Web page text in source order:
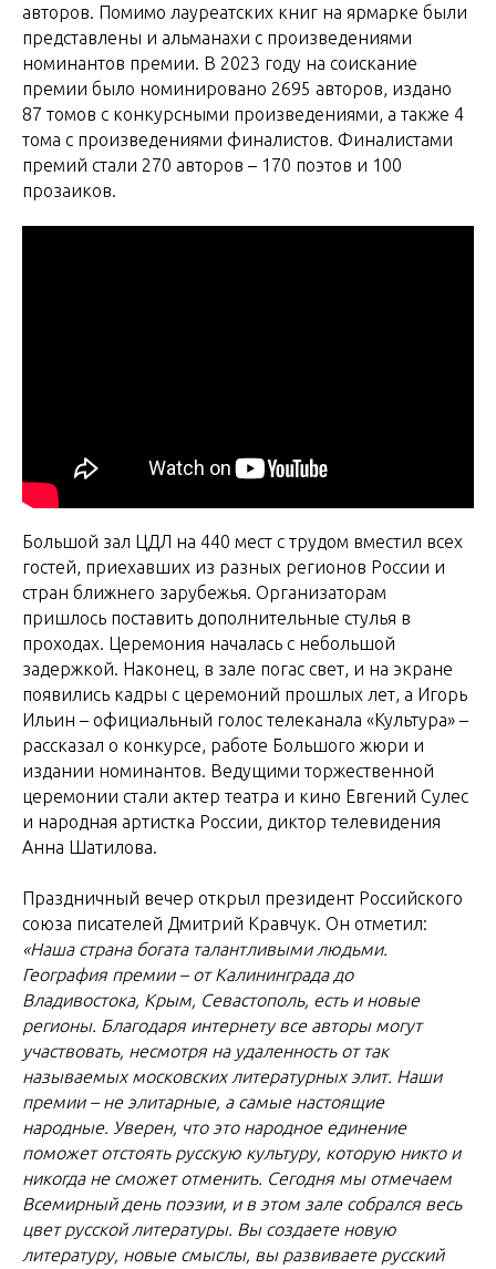
авторов. Помимо лауреатских книг на ярмарке были
представлены и альманахи с произведениями
номинантов премии. В 2023 году на соискание
премии было номинировано 2695 авторов, издано
87 томов с конкурсными произведениями, а также 4
тома с произведениями финалистов. Финалистами
премий стали 270 авторов – 170 поэтов и 100
прозаиков.
Большой зал ЦДЛ на 440 мест с трудом вместил всех
гостей, приехавших из разных регионов России и
стран ближнего зарубежья. Организаторам
пришлось поставить дополнительные стулья в
проходах. Церемония началась с небольшой
задержкой. Наконец, в зале погас свет, и на экране
появились кадры с церемоний прошлых лет, а Игорь
Ильин – официальный голос телеканала «Культура» –
рассказал о конкурсе, работе Большого жюри и
издании номинантов. Ведущими торжественной
церемонии стали актер театра и кино Евгений Сулес
и народная артистка России, диктор телевидения
Анна Шатилова.
Праздничный вечер открыл президент Российского
союза писателей Дмитрий Кравчук. Он отметил:
«Наша страна богата талантливыми людьми.
География премии – от Калининграда до
Владивостока, Крым, Севастополь, есть и новые
регионы. Благодаря интернету все авторы могут
участвовать, несмотря на удаленность от так
называемых московских литературных элит. Наши
премии – не элитарные, а самые настоящие
народные. Уверен, что это народное единение
поможет отстоять русскую культуру, которую никто и
никогда не сможет отменить. Сегодня мы отмечаем
Всемирный день поэзии, и в этом зале собрался весь
цвет русской литературы. Вы создаете новую
литературу, новые смыслы, вы развиваете русский